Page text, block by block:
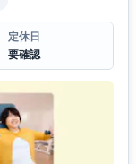
定休日
要確認